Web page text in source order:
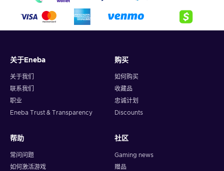
关于Eneba
关于我们
联系我们
职业
Eneba Trust & Transparency
购买
如何购买
收藏品
忠诚计划
Discounts
帮助
常问问题
如何激活游戏
社区
Gaming news
赠品